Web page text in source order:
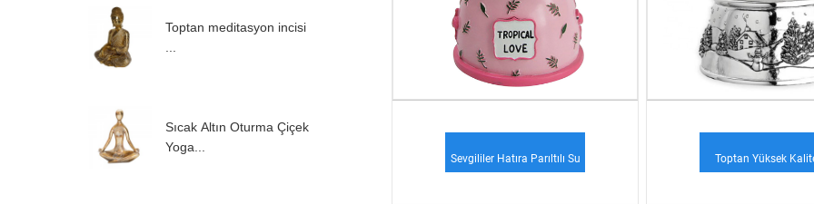
Toptan meditasyon incisi
Sıcak Altın Oturma Çiçek
Yoga...
Sevgililer Hatıra Parıltılı Su Toptan Yüksek